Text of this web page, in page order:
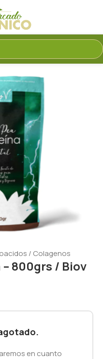
/ Colagenos
800grs / Biov
en cuanto